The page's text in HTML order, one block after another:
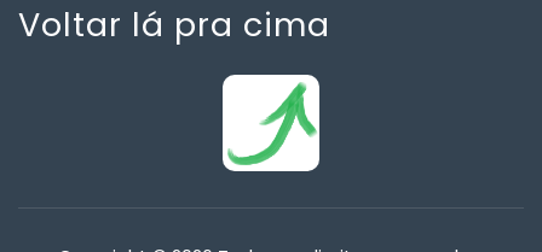
Voltar lá pra cima